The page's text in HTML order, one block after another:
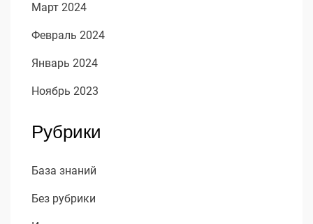
Март 2024
Февраль 2024
Январь 2024
Ноябрь 2023
Рубрики
База знаний
Без рубрики